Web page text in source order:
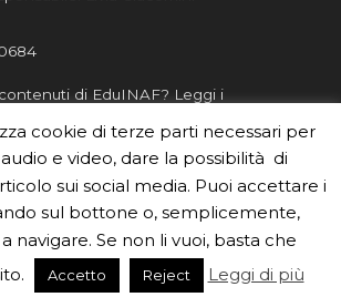
di EduINAF? Leggi i
Privacy
Cookie
de l'Astronomo risponde, per
foto o i tuoi contributi, scrivici a
[chiocciola] inaf.it oppure
cookie di terze parti necessari per
e video, dare la possibilità di
sui social media. Puoi accettare i
sul bottone o, semplicemente,
navigare. Se non li vuoi, basta che
Accetto Reject Leggi di più